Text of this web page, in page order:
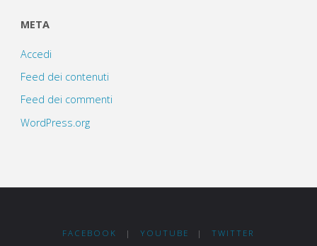
META
Accedi
Feed dei contenuti
Feed dei commenti
WordPress.org
FACEBOOK | YOUTUBE | TWITTER